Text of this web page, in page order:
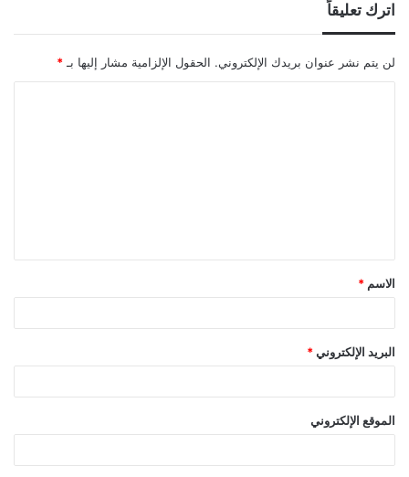
اترك تعليقاً
لن يتم نشر عنوان بريدك الإلكتروني. الحقول الإلزامية مشار إليها بـ *
ق
*
الاسم *
البريد الإلكتروني *
الموقع الإلكتروني